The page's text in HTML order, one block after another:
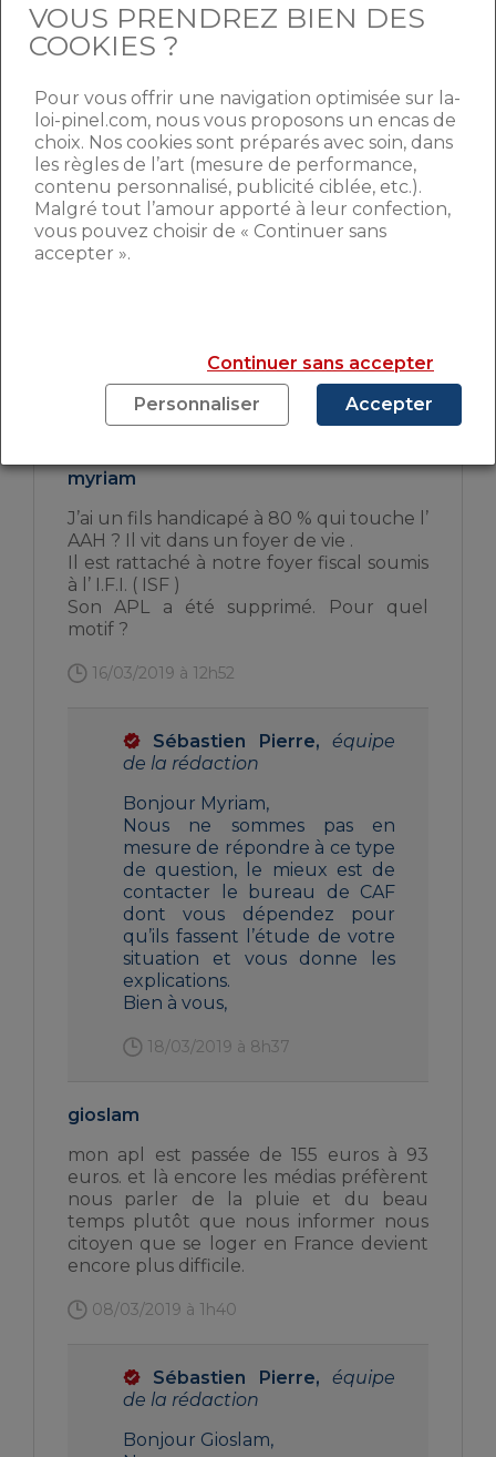
Article rédigé parJulie Sorli
depuis plusieurs années déjà, j’ai plaisir à
partager les actualités et les conseils
portant sur les domaines de l’immobilier
et de la défiscalisation immobilière dans
le but d’informer au mieux les
personnes intéressées souhaitant
investir en Pinel.
COMMENTAIRES (13)
myriam
J’ai un fils handicapé à 80 % qui touche l’
AAH ? Il vit dans un foyer de vie .
Il est rattaché à notre foyer fiscal soumis
à l’ I.F.I. ( ISF )
Son APL a été supprimé. Pour quel
motif ?
16/03/2019 à 12h52
Sébastien Pierre, équipe
de la rédaction
Bonjour Myriam,
Nous ne sommes pas en
mesure de répondre à ce type
de question, le mieux est de
contacter le bureau de CAF
dont vous dépendez pour
qu’ils fassent l’étude de votre
situation et vous donne les
explications.
Bien à vous,
18/03/2019 à 8h37
gioslam
mon apl est passée de 155 euros à 93
euros. et là encore les médias préfèrent
nous parler de la pluie et du beau
temps plutôt que nous informer nous
citoyen que se loger en France devient
encore plus difficile.
08/03/2019 à 1h40
Sébastien Pierre, équipe
de la rédaction
Bonjour Gioslam,
VOUS PRENDREZ BIEN DES
COOKIES ?
Pour vous offrir une navigation optimisée sur la-
loi-pinel.com, nous vous proposons un encas de
choix. Nos cookies sont préparés avec soin, dans
les règles de l’art (mesure de performance,
contenu personnalisé, publicité ciblée, etc.).
Malgré tout l’amour apporté à leur confection,
vous pouvez choisir de « Continuer sans
accepter ».
Continuer sans accepter
Personnaliser
Accepter